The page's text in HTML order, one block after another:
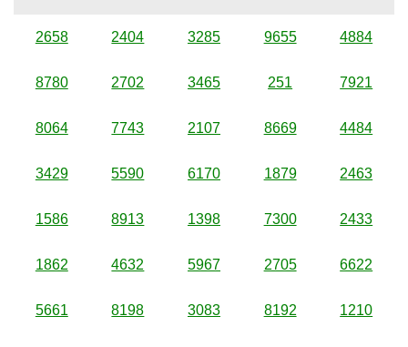
2658 2404 3285 9655 4884
8780 2702 3465 251 7921
8064 7743 2107 8669 4484
3429 5590 6170 1879 2463
1586 8913 1398 7300 2433
1862 4632 5967 2705 6622
5661 8198 3083 8192 1210